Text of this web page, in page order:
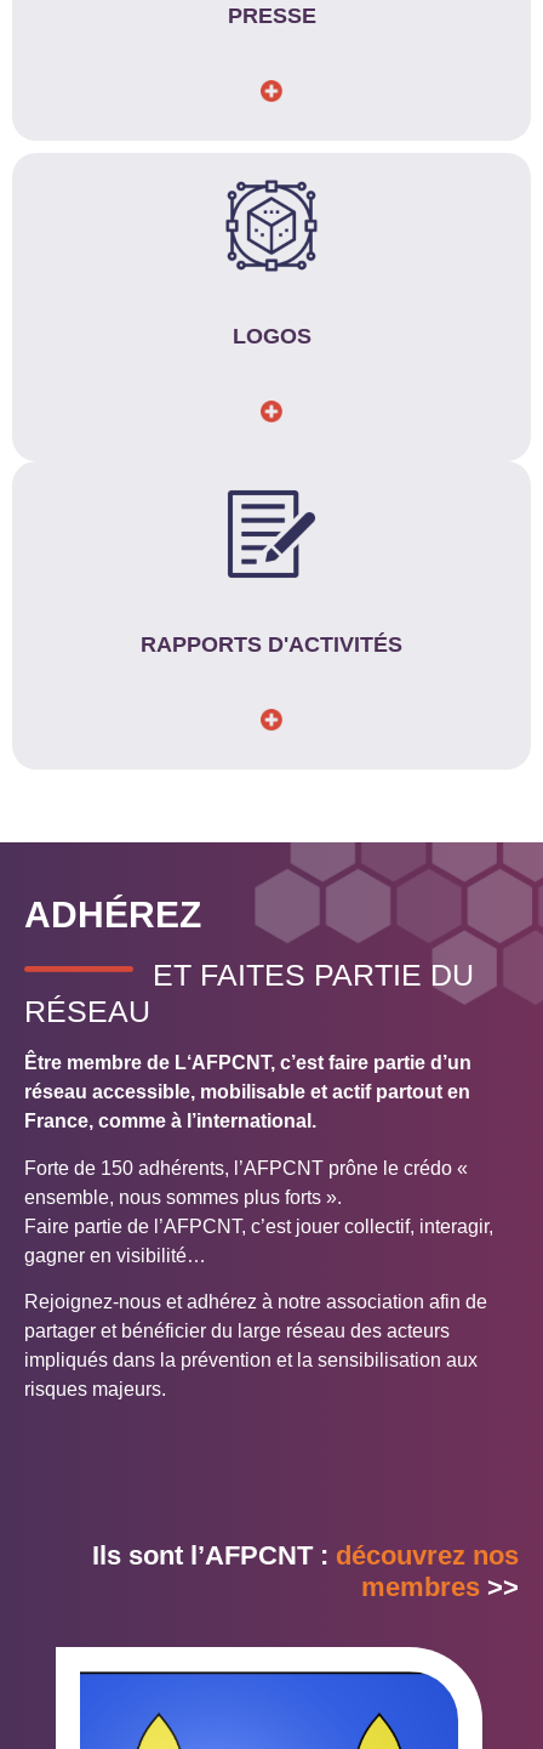
PRESSE
LOGOS
RAPPORTS D'ACTIVITÉS
ADHÉREZ
ET FAITES PARTIE DU
RÉSEAU
Être membre de L‘AFPCNT, c’est faire partie d’un
réseau accessible, mobilisable et actif partout en
France, comme à l’international.
Forte de 150 adhérents, l’AFPCNT prône le crédo «
ensemble, nous sommes plus forts ».
Faire partie de l’AFPCNT, c’est jouer collectif, interagir,
gagner en visibilité…
Rejoignez-nous et adhérez à notre association afin de
partager et bénéficier du large réseau des acteurs
impliqués dans la prévention et la sensibilisation aux
risques majeurs.
Ils sont l’AFPCNT : découvrez nos
membres >>